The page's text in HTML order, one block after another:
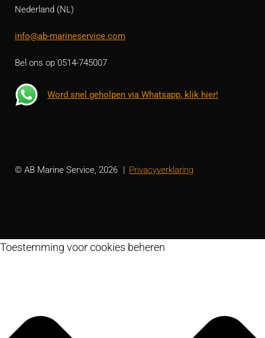
Nederland (NL)
info@ab-marineservice.com
Bel ons op 0514-745007
Word snel geholpen via Whatsapp, klik hier!
© AB Marine Service, 2026 Privacyverklaring
Toestemming voor cookies beheren